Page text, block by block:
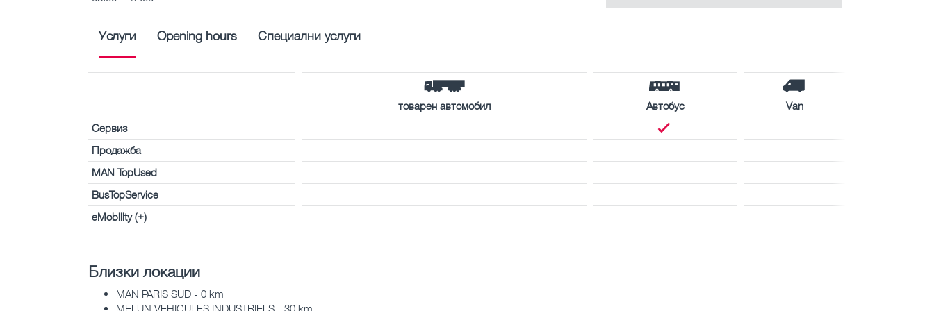
Услуги Opening hours Специални услуги
товарен автомобил Автобус
Van
Сервиз
Продажба
MAN TopUsed
BusTopService
eMobility (+)
Близки локации
MAN PARIS SUD - 0 km
MELUN VEHICULES INDUSTRIELS - 30 km